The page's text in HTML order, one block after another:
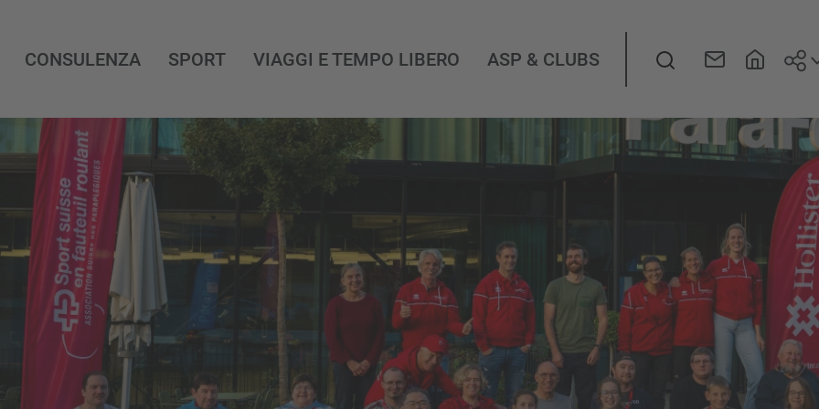
CONSULENZA SPORT VIAGGI E TEMPO LIBERO ASP & CLUBS